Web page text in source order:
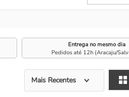
Entrega no mesmo dia
Pedidos até 12h (Aracaju/
Mais Recentes